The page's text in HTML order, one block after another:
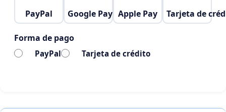
PayPal Google Pay Apple Pay Tarjeta de
Forma de pago
PayPal Tarjeta de crédito